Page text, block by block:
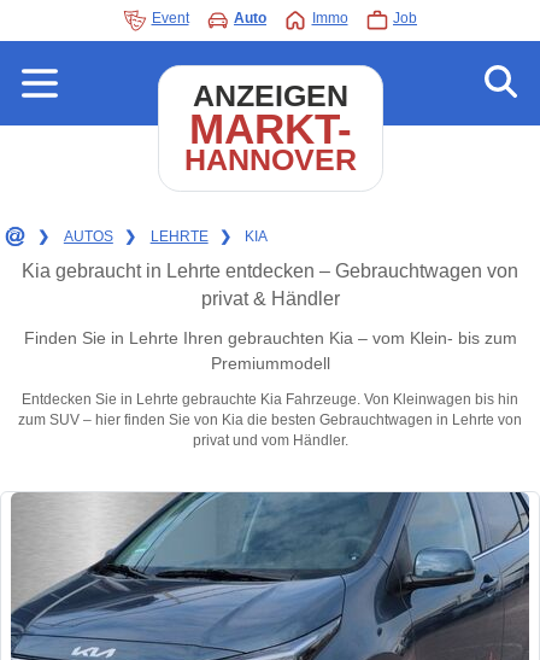
Event Auto Immo Job
ANZEIGEN
MARKT-
HANNOVER
❯ AUTOS ❯ LEHRTE ❯ KIA
Kia gebraucht in Lehrte entdecken – Gebrauchtwagen von
privat & Händler
Finden Sie in Lehrte Ihren gebrauchten Kia – vom Klein- bis zum
Premiummodell
Entdecken Sie in Lehrte gebrauchte Kia Fahrzeuge. Von Kleinwagen bis hin
zum SUV – hier finden Sie von Kia die besten Gebrauchtwagen in Lehrte von
privat und vom Händler.